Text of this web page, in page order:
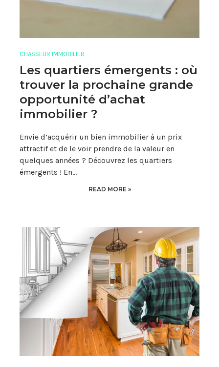
CHASSEUR IMMOBILIER
Les quartiers émergents : où
trouver la prochaine grande
opportunité d’achat
immobilier ?
Envie d’acquérir un bien immobilier à un prix
attractif et de le voir prendre de la valeur en
quelques années ? Découvrez les quartiers
émergents ! En…
READ MORE »